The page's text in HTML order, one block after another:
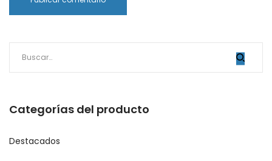
Categorías del producto
Destacados